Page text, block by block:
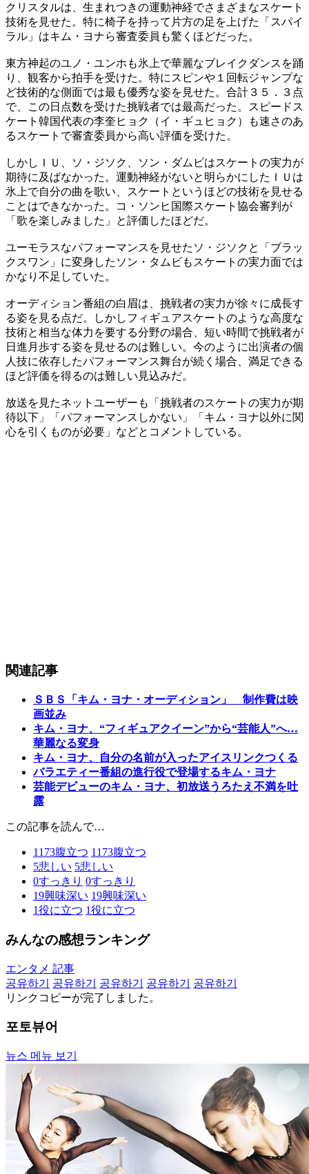
クリスタルは、生まれつきの運動神経でさまざまなスケート
技術を見せた。特に椅子を持って片方の足を上げた「スパイ
ラル」はキム・ヨナら審査委員も驚くほどだった。
東方神起のユノ・ユンホも氷上で華麗なブレイクダンスを踊
り、観客から拍手を受けた。特にスピンや１回転ジャンプな
ど技術的な側面では最も優秀な姿を見せた。合計３５．３点
で、この日点数を受けた挑戦者では最高だった。スピードス
ケート韓国代表の李奎ヒョク（イ・ギュヒョク）も速さのあ
るスケートで審査委員から高い評価を受けた。
しかしＩＵ、ソ・ジソク、ソン・ダムビはスケートの実力が
期待に及ばなかった。運動神経がないと明らかにしたＩＵは
氷上で自分の曲を歌い、スケートというほどの技術を見せる
ことはできなかった。コ・ソンヒ国際スケート協会審判が
「歌を楽しみました」と評価したほどだ。
ユーモラスなパフォーマンスを見せたソ・ジソクと「ブラッ
クスワン」に変身したソン・タムビもスケートの実力面では
かなり不足していた。
オーディション番組の白眉は、挑戦者の実力が徐々に成長す
る姿を見る点だ。しかしフィギュアスケートのような高度な
技術と相当な体力を要する分野の場合、短い時間で挑戦者が
日進月歩する姿を見せるのは難しい。今のように出演者の個
人技に依存したパフォーマンス舞台が続く場合、満足できる
ほど評価を得るのは難しい見込みだ。
放送を見たネットユーザーも「挑戦者のスケートの実力が期
待以下」「パフォーマンスしかない」「キム・ヨナ以外に関
心を引くものが必要」などとコメントしている。
関連記事
ＳＢＳ「キム・ヨナ・オーディション」 制作費は映
画並み
キム・ヨナ、“フィギュアクイーン”から“芸能人”へ…
華麗なる変身
キム・ヨナ、自分の名前が入ったアイスリンクつくる
バラエティー番組の進行役で登場するキム・ヨナ
芸能デビューのキム・ヨナ、初放送うろたえ不満を吐
露
この記事を読んで…
1173腹立つ 1173腹立つ
5悲しい 5悲しい
0すっきり 0すっきり
19興味深い 19興味深い
1役に立つ 1役に立つ
みんなの感想ランキング
エンタメ 記事
공유하기
공유하기 공유하기 공유하기
공유하기
リンクコピーが完了しました。
포토뷰어
뉴스 메뉴 보기